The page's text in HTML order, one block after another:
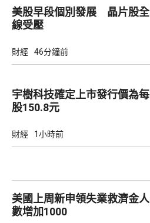
美股早段個別發展 晶片股全
線受壓
財經 46分鐘前
宇樹科技確定上市發行價為每
股150.8元
財經 1小時前
美國上周新申領失業救濟金人
數增加1000